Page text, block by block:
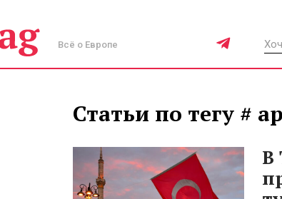
Всё о Европе
Статьи по тегу #
В